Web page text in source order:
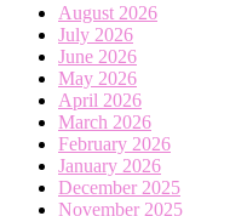
August 2026
July 2026
June 2026
May 2026
April 2026
March 2026
February 2026
January 2026
December 2025
November 2025